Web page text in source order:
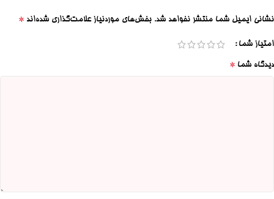
نشانی ایمیل شما منتشر نخواهد شد. بخش‌های موردنیاز علامت‌گذاری شده‌اند *
امتیاز شما
دیدگاه شما *